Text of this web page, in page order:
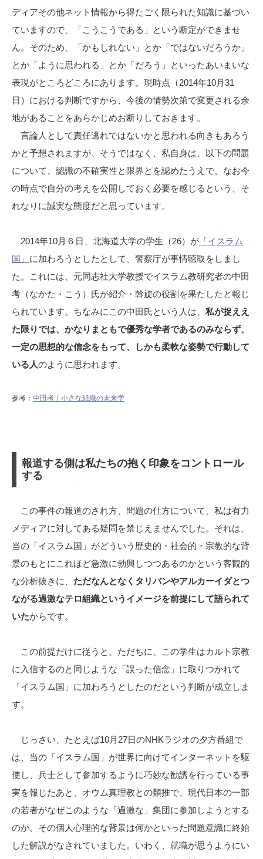
ディアその他ネット情報から得たごく限られた知識に基づい
ていますので、「こうこうである」という断定ができませ
ん。そのため、「かもしれない」とか「ではないだろうか」
とか「ように思われる」とか「だろう」といったあいまいな
表現がところどころにあります。現時点（2014年10月31
日）における判断ですから、今後の情勢次第で変更される余
地があることをあらかじめお断りしておきます。
言論人として責任逃れではないかと思われる向きもあろう
かと予想されますが、そうではなく、私自身は、以下の問題
について、認識の不確実性と限界とを認めたうえで、なお今
の時点で自分の考えを公開しておく必要を感じるという、そ
れなりに誠実な態度だと思っています。
2014年10月６日、北海道大学の学生（26）が 「イスラム
国」 に加わろうとしたとして、警察庁が事情聴取をしまし
た。これには、元同志社大学教授でイスラム教研究者の中田
考（なかた・こう）氏が紹介・斡旋の役割を果たしたと報じ
られています。ちなみにこの中田氏という人は、 私が捉ええ
た限りでは、かなりまともで優秀な学者であるのみならず、
一定の思想的な信念をもって、しかも柔軟な姿勢で行動して
いる人のように思われます。
参考： 中田考｜小さな組織の未来学
報道する側は私たちの抱く印象をコントロール
する
この事件の報道のされ方、問題の仕方について、私は有力
メディアに対してある疑問を禁じえませんでした。それは、
当の「イスラム国」がどういう歴史的・社会的・宗教的な背
景のもとにこれほど急激に勃興しつつあるのかという客観的
な分析抜きに、 ただなんとなくタリバンやアルカーイダとつ
ながる過激なテロ組織というイメージを前提にして語られて
いたからです。
この前提だけに従うと、ただちに、この学生はカルト宗教
に入信するのと同じような「誤った信念」に取りつかれて
「イスラム国」に加わろうとしたのだという判断が成立しま
す。
じっさい、たとえば10月27日のNHKラジオの夕方番組で
は、当の「イスラム国」が世界に向けてインターネットを駆
使し、兵士として参加するように巧妙な勧誘を行っている事
実を報じたあと、オウム真理教との類推で、現代日本の一部
の若者がなぜこのような「過激な」集団に参加しようとする
のか、その個人心理的な背景は何かといった問題意識に終始
した解説がなされていました。いわく、就職が思うようにい